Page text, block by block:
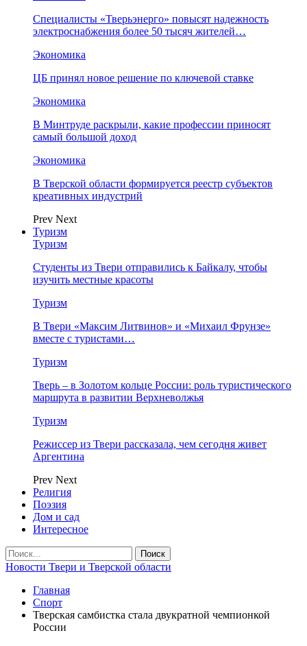
Специалисты «Тверьэнерго» повысят надежность
электроснабжения более 50 тысяч жителей…
Экономика
ЦБ принял новое решение по ключевой ставке
Экономика
В Минтруде раскрыли, какие профессии приносят
самый большой доход
Экономика
В Тверской области формируется реестр субъектов
креативных индустрий
Prev Next
Туризм
Туризм
Студенты из Твери отправились к Байкалу, чтобы
изучить местные красоты
Туризм
В Твери «Максим Литвинов» и «Михаил Фрунзе»
вместе с туристами…
Туризм
Тверь – в Золотом кольце России: роль туристического
маршрута в развитии Верхневолжья
Туризм
Режиссер из Твери рассказала, чем сегодня живет
Аргентина
Prev Next
Религия
Поэзия
Дом и сад
Интересное
Новости Твери и Тверской области
Главная
Спорт
Тверская самбистка стала двукратной чемпионкой
России